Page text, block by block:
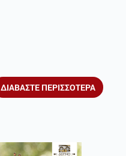
ΔΙΑΒΑΣΤΕ ΠΕΡΙΣΣΟΤΕΡΑ